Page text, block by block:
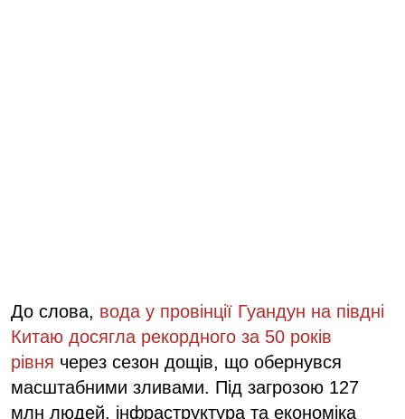
До слова, вода у провінції Гуандун на півдні
Китаю досягла рекордного за 50 років
рівня через сезон дощів, що обернувся
масштабними зливами. Під загрозою 127
млн людей, інфраструктура та економіка